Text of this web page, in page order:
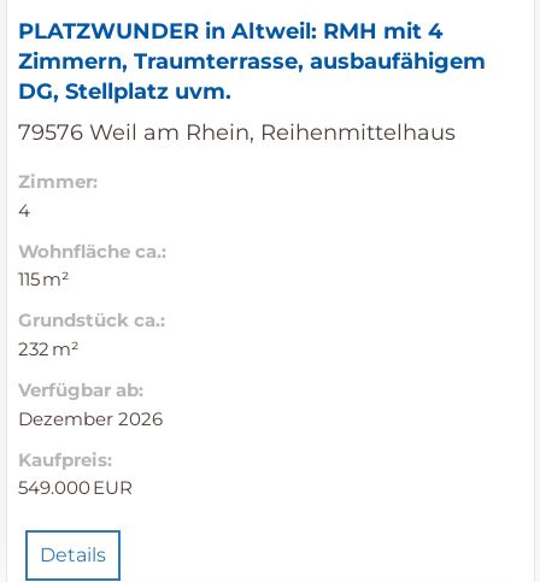
PLATZWUNDER in Altweil: RMH mit 4
Zimmern, Traumterrasse, ausbaufähigem
DG, Stellplatz uvm.
79576 Weil am Rhein, Reihenmittelhaus
Zimmer:
4
Wohnfläche ca.:
115 m²
Grund­stück ca.:
232 m²
Verfügbar ab:
Dezember 2026
Kaufpreis:
549.000 EUR
Details